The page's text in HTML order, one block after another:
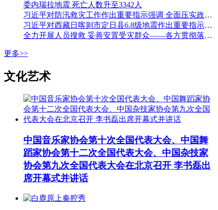
委内瑞拉地震 死亡人数升至3342人
习近平对防汛救灾工作作出重要指示强调 全面压实政治责任 落实落细各项防汛措施 全力保障人民生命财产安全 李强作出批示
习近平对西藏日喀则市定日县6.8级地震作出重要指示强调 全力开展人员搜救 最大限度减少人员伤亡 妥善安置受灾群众 确保安全温暖过冬 李强作出批示
全力开展人员搜救 妥善安置受灾群众——各方贯彻落实习近平总书记重要指示全力开展西藏定日县地震大救援
更多>>
文化艺术
中国音乐家协会第十次全国代表大会、中国舞
蹈家协会第十二次全国代表大会、中国杂技家
协会第九次全国代表大会在北京召开 李书磊出
席开幕式并讲话